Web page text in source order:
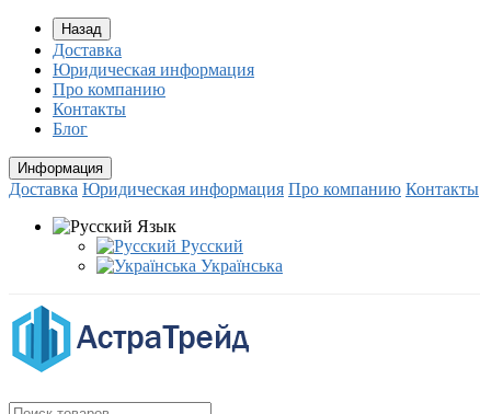
Назад
Доставка
Юридическая информация
Про компанию
Контакты
Блог
Информация
Доставка Юридическая информация Про компанию Контакты
Язык
Русский
Українська